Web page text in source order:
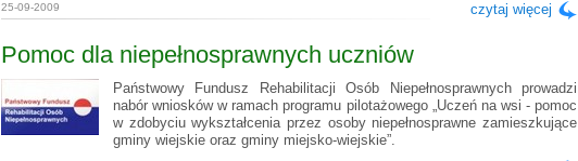
25-09-2009 czytaj więcej
Pomoc dla niepełnosprawnych uczniów
Państwowy Fundusz Rehabilitacji Osób Niepełnosprawnych prowadzi
nabór wniosków w ramach programu pilotażowego „Uczeń na wsi - pomoc
w zdobyciu wykształcenia przez osoby niepełnosprawne zamieszkujące
gminy wiejskie oraz gminy miejsko-wiejskie”.